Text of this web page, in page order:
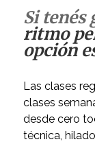
Si tenés
ritmo
opción
Las clases
clases
desde cero
técnica,